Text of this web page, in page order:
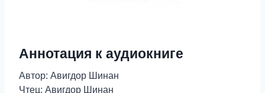
Аннотация к аудиокниге
Автор: Авигдор Шинан
Чтец: Авигдор Шинан